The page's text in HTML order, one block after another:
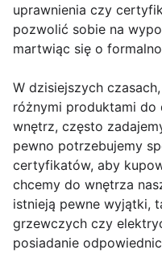
uprawnienia czy
pozwolić sobie na
martwiąc się o
W dzisiejszych
różnymi produktami do
wnętrz, często
pewno potrzebujemy
certyfikatów, aby
chcemy do wnętrza
istnieją pewne wyjątki,
grzewczych czy
posiadanie